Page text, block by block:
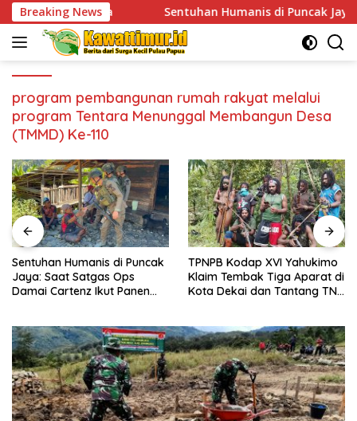
Skip
to
content
Breaking NewsSentuhan Humanis di Puncak Jaya: Saat Satgas
program pembangunan rumah rakyat melalui
program Tentara Menunggal Membangun Desa
(TMMD) Ke-110
Sentuhan Humanis di Puncak
Jaya: Saat Satgas Ops
Damai Cartenz Ikut Panen
TPNPB Kodap XVI Yahukimo
Klaim Tembak Tiga Aparat di
Kota Dekai dan Tantang TNI-